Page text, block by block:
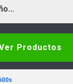
Productos